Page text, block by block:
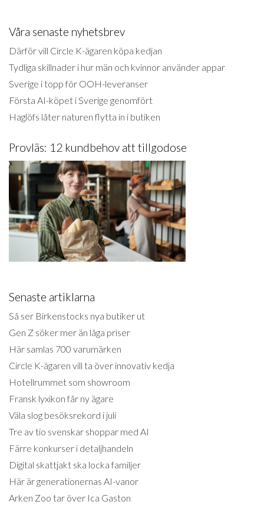
Våra senaste nyhetsbrev
Därför vill Circle K-ägaren köpa kedjan
Tydliga skillnader i hur män och kvinnor använder appar
Sverige i topp för OOH-leveranser
Första AI-köpet i Sverige genomfört
Haglöfs låter naturen flytta in i butiken
Provläs: 12 kundbehov att tillgodose
Senaste artiklarna
Så ser Birkenstocks nya butiker ut
Gen Z söker mer än låga priser
Här samlas 700 varumärken
Circle K-ägaren vill ta över innovativ kedja
Hotellrummet som showroom
Fransk lyxikon får ny ägare
Väla slog besöksrekord i juli
Tre av tio svenskar shoppar med AI
Färre konkurser i detaljhandeln
Digital skattjakt ska locka familjer
Här är generationernas AI-vanor
Arken Zoo tar över Ica Gaston